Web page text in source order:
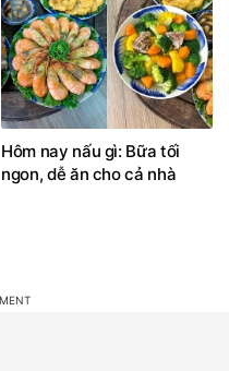
Hôm nay nấu gì: Bữa tối
ngon, dễ ăn cho cả nhà